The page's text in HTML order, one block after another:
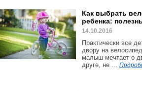
Как выбрать
ребенка:
14.10.2016
Практически все
двору на
малыш мечтает о
друге, не ...